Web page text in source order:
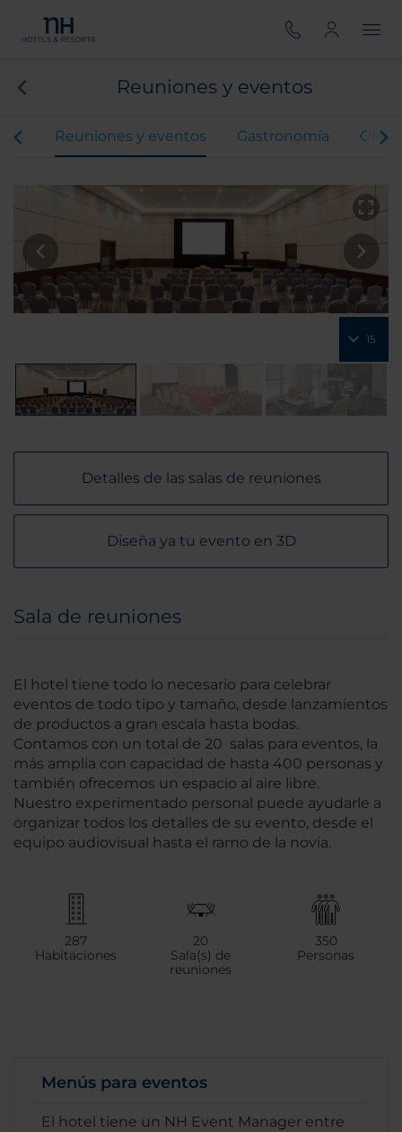
Reuniones y eventos
Reuniones y eventos Gastronomía
15
Detalles de las salas de reuniones
Diseña ya tu evento en 3D
Sala de reuniones
El hotel tiene todo lo necesario para celebrar
eventos de todo tipo y tamaño, desde lanzamientos
de productos a gran escala hasta bodas.
Contamos con un total de 20 salas para eventos, la
más amplia con capacidad de hasta 400 personas y
también ofrecemos un espacio al aire libre.
Nuestro experimentado personal puede ayudarle a
organizar todos los detalles de su evento, desde el
equipo audiovisual hasta el ramo de la novia.
287
Habitaciones
20
Sala(s) de
reuniones
350
Personas
Menús para eventos
El hotel tiene un NH Event Manager entre